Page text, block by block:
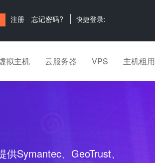
注册 忘记密码? 快捷登录:
拟主机 云服务器 VPS 主机租用
Symantec、GeoTrust、